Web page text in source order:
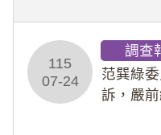
術倫理
31)
115
07-24
調查
范巽綠
訴，嚴